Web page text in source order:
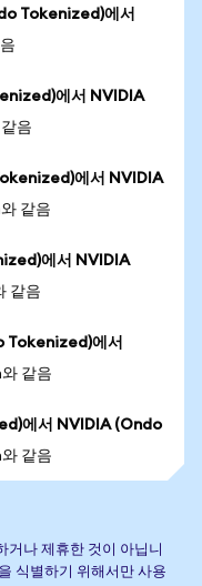
Tokenized)에서
에서 NVIDIA
음
에서 NVIDIA
같음
에서 NVIDIA
같음
Tokenized)에서
같음
에서 NVIDIA (Ondo
같음
거나 제휴한 것이 아닙니
식별하기 위해서만 사용